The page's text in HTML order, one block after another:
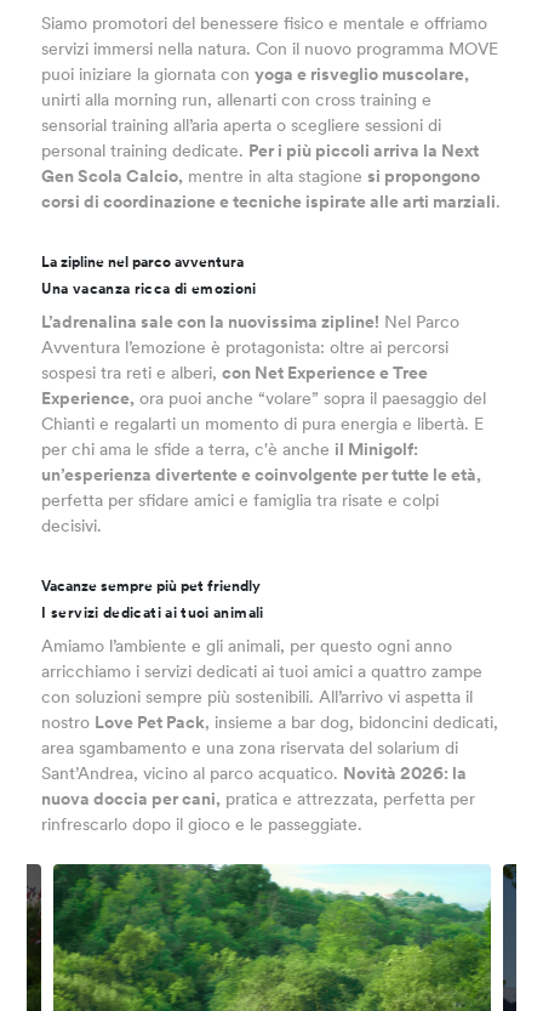
Siamo promotori del benessere fisico e mentale e offriamo
servizi immersi nella natura. Con il nuovo programma MOVE
puoi iniziare la giornata conyoga e risveglio muscolare,
unirti alla morning run, allenarti con cross training e
sensorial training all’aria aperta o scegliere sessioni di
personal training dedicate. Per i più piccoli arriva la Next
Gen Scola Calcio, mentre in alta stagionesi propongono
corsi di coordinazione e tecniche ispirate alle arti marziali.
La zipline nel parco avventura
Una vacanza ricca di emozioni
L’adrenalina sale con la nuovissima zipline! Nel Parco
Avventura l’emozione è protagonista: oltre ai percorsi
sospesi tra reti e alberi,con Net Experience e Tree
Experience, ora puoi anche “volare” sopra il paesaggio del
Chianti e regalarti un momento di pura energia e libertà. E
per chi ama le sfide a terra, c'è anche il Minigolf:
un’esperienza divertente e coinvolgente per tutte le età,
perfetta per sfidare amici e famiglia tra risate e colpi
decisivi.
Vacanze sempre più pet friendly
I servizi dedicati ai tuoi animali
Amiamo l’ambiente e gli animali, per questo ogni anno
arricchiamo i servizi dedicati ai tuoi amici a quattro zampe
con soluzioni sempre più sostenibili. All’arrivo vi aspetta il
nostro Love Pet Pack, insieme a bar dog, bidoncini dedicati,
area sgambamento e una zona riservata del solarium di
Sant’Andrea, vicino al parco acquatico. Novità 2026: la
nuova doccia per cani, pratica e attrezzata, perfetta per
rinfrescarlo dopo il gioco e le passeggiate.